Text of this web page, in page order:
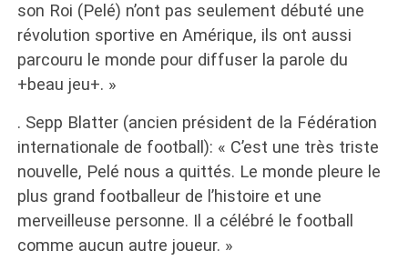
son Roi (Pelé) n’ont pas seulement débuté une
révolution sportive en Amérique, ils ont aussi
parcouru le monde pour diffuser la parole du
+beau jeu+. »
. Sepp Blatter (ancien président de la Fédération
internationale de football): « C’est une très triste
nouvelle, Pelé nous a quittés. Le monde pleure le
plus grand footballeur de l’histoire et une
merveilleuse personne. Il a célébré le football
comme aucun autre joueur. »